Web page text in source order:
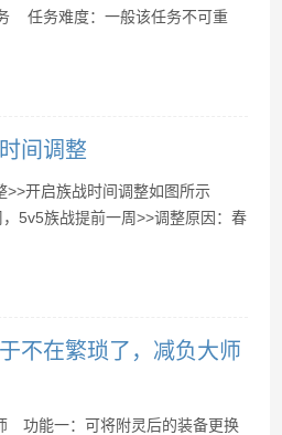
任务难度：一般该任务不可重
间调整
>>开启族战时间调整如图所示
5v5族战提前一周>>调整原因：春
不在繁琐了，减负大师
功能一：可将附灵后的装备更换